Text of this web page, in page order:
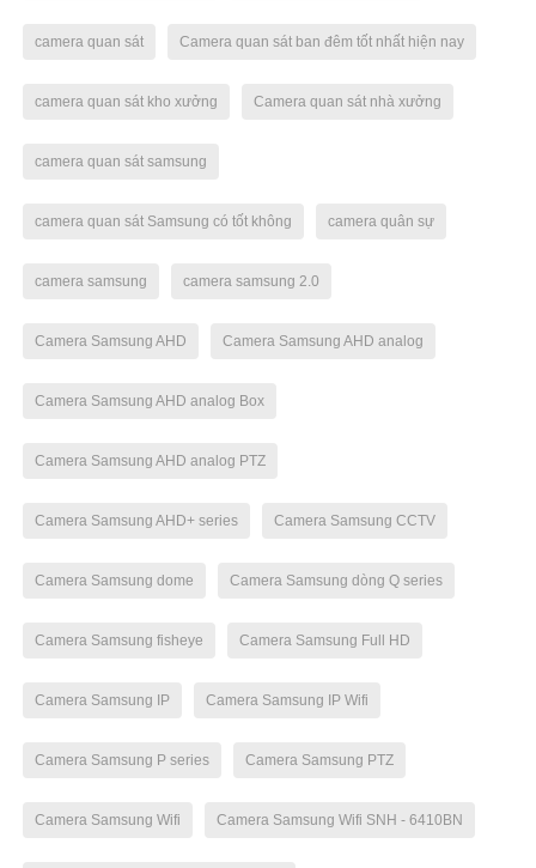
camera quan sát Camera quan sát ban đêm tốt nhất hiện nay
camera quan sát kho xưởng Camera quan sát nhà xưởng
camera quan sát samsung
camera quan sát Samsung có tốt không camera quân sự
camera samsung camera samsung 2.0
Camera Samsung AHD Camera Samsung AHD analog
Camera Samsung AHD analog Box
Camera Samsung AHD analog PTZ
Camera Samsung AHD+ series Camera Samsung CCTV
Camera Samsung dome Camera Samsung dòng Q series
Camera Samsung fisheye Camera Samsung Full HD
Camera Samsung IP Camera Samsung IP Wifi
Camera Samsung P series Camera Samsung PTZ
Camera Samsung Wifi Camera Samsung Wifi SNH - 6410BN